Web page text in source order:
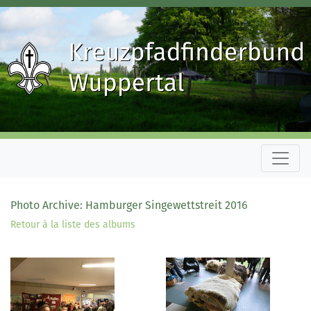
Photo Archive: Hamburger Singewettstreit 2016
Retour à la liste des albums